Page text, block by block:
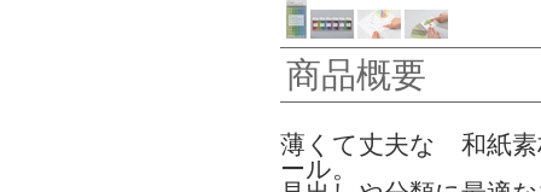
商品概要
薄くて丈夫な 和紙
ール。